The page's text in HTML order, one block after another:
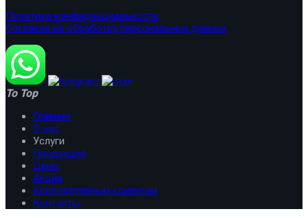
Политика конфиденциальности
Согласие на обработку персональных данных
To Top
Главная
О нас
Услуги
Продукция
Цены
Акции
Корпоративным клиентам
Контакты